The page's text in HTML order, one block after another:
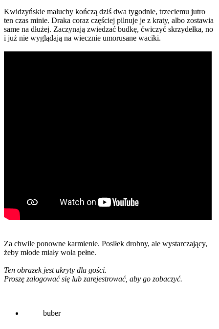
Kwidzyńskie maluchy kończą dziś dwa tygodnie, trzeciemu jutro
ten czas minie. Draka coraz częściej pilnuje je z kraty, albo zostawia
same na dłużej. Zaczynają zwiedzać budkę, ćwiczyć skrzydełka, no
i już nie wyglądają na wiecznie umorusane waciki.
Za chwile ponowne karmienie. Posiłek drobny, ale wystarczający,
żeby młode miały wola pełne.
Ten obrazek jest ukryty dla gości.
Proszę zalogować się lub zarejestrować, aby go zobaczyć.
buber